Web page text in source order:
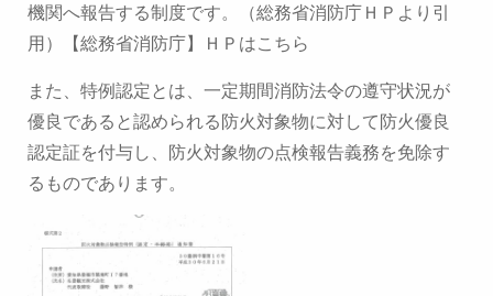
機関へ報告する制度です。
（総務省消防庁ＨＰより引
用）
【総務省消防庁】ＨＰはこちら
また、特例認定とは、一定期間消防法令の遵守状況が
優良であると認められる防火対象物に対して防火優良
認定証を付与し、防火対象物の点検報告義務を免除す
るものであります。